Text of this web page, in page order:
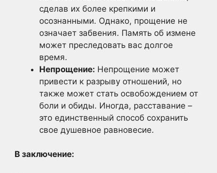
сделав их более крепкими и
осознанными. Однако, прощение не
означает забвения. Память об измене
может преследовать вас долгое
время.
Непрощение: Непрощение может
привести к разрыву отношений, но
также может стать освобождением от
боли и обиды. Иногда, расставание –
это единственный способ сохранить
свое душевное равновесие.
В заключение: